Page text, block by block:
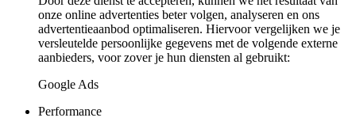
onze online advertenties beter volgen, analyseren en ons
advertentieaanbod optimaliseren. Hiervoor vergelijken we je
versleutelde persoonlijke gegevens met de volgende externe
aanbieders, voor zover je hun diensten al gebruikt:
Google Ads
Performance